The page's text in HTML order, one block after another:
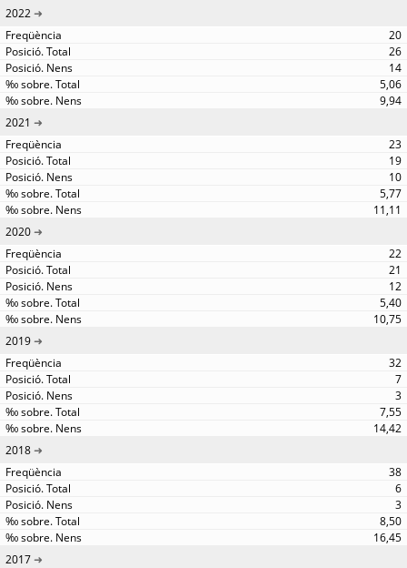
2022
20
26
14
5,06
9,94
2021
23
19
10
5,77
11,11
2020
22
21
12
5,40
10,75
2019
32
7
3
7,55
14,42
2018
38
6
3
8,50
16,45
2017